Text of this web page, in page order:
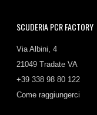
SCUDERIA PCR FACTORY
Via Albini, 4
21049 Tradate VA
+39 338 98 80 122
Come raggiungerci